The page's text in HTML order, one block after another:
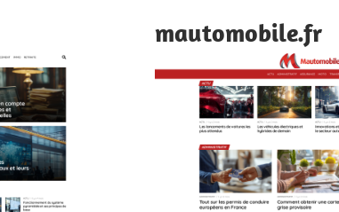
mautomobile.fr